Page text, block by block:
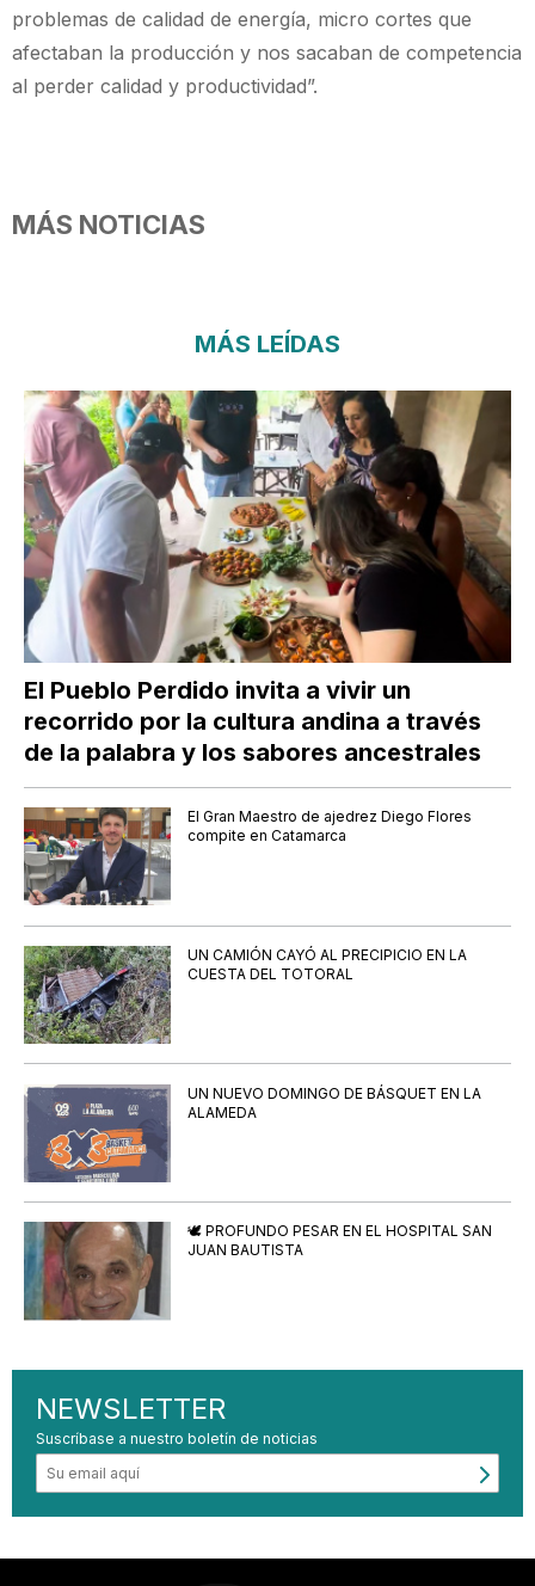
problemas de calidad de energía, micro cortes que
afectaban la producción y nos sacaban de competencia
al perder calidad y productividad”.
MÁS NOTICIAS
MÁS LEÍDAS
El Pueblo Perdido invita a vivir un
recorrido por la cultura andina a través
de la palabra y los sabores ancestrales
El Gran Maestro de ajedrez Diego Flores
compite en Catamarca
UN CAMIÓN CAYÓ AL PRECIPICIO EN LA
CUESTA DEL TOTORAL
UN NUEVO DOMINGO DE BÁSQUET EN LA
ALAMEDA
🕊️ PROFUNDO PESAR EN EL HOSPITAL SAN
JUAN BAUTISTA
NEWSLETTER
Suscríbase a nuestro boletín de noticias